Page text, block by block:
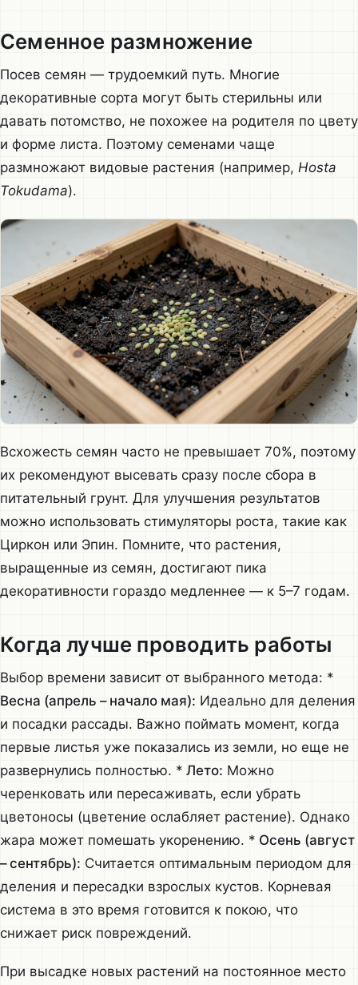
Семенное размножение
Посев семян — трудоемкий путь. Многие
декоративные сорта могут быть стерильны или
давать потомство, не похожее на родителя по цвету
и форме листа. Поэтому семенами чаще
размножают видовые растения (например, Hosta
Tokudama).
Всхожесть семян часто не превышает 70%, поэтому
их рекомендуют высевать сразу после сбора в
питательный грунт. Для улучшения результатов
можно использовать стимуляторы роста, такие как
Циркон или Эпин. Помните, что растения,
выращенные из семян, достигают пика
декоративности гораздо медленнее — к 5–7 годам.
Когда лучше проводить работы
Выбор времени зависит от выбранного метода: *
Весна (апрель – начало мая): Идеально для деления
и посадки рассады. Важно поймать момент, когда
первые листья уже показались из земли, но еще не
развернулись полностью. * Лето: Можно
черенковать или пересаживать, если убрать
цветоносы (цветение ослабляет растение). Однако
жара может помешать укоренению. * Осень (август
– сентябрь): Считается оптимальным периодом для
деления и пересадки взрослых кустов. Корневая
система в это время готовится к покою, что
снижает риск повреждений.
При высадке новых растений на постоянное место